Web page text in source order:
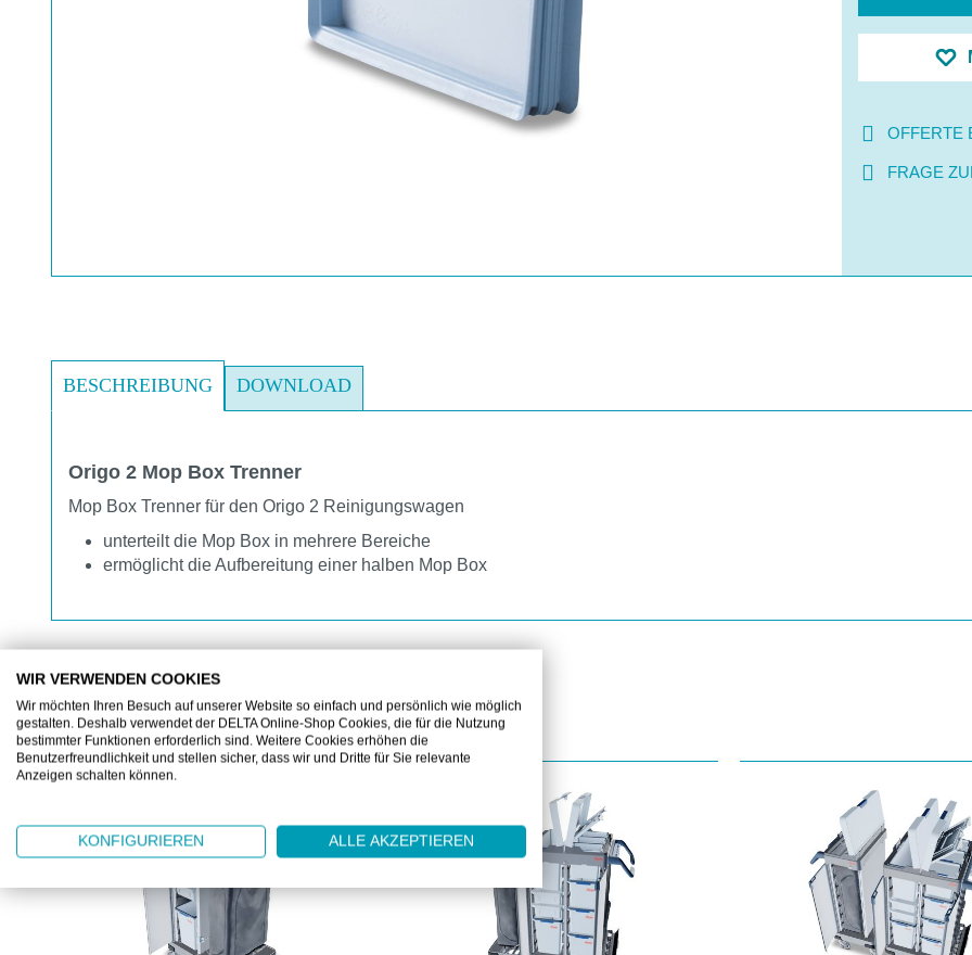
OFFERTE
FRAGE
BESCHREIBUNG DOWNLOAD
Origo 2 Mop Box Trenner
Mop Box Trenner für den Origo 2 Reinigungswagen
unterteilt die Mop Box in mehrere Bereiche
ermöglicht die Aufbereitung einer halben Mop Box
ZUBEHÖR
Produktgalerie überspringen
WIR VERWENDEN COOKIES
Wir möchten Ihren Besuch auf unserer Website so einfach und persönlich wie möglich
gestalten. Deshalb verwendet der DELTA Online-Shop Cookies, die für die Nutzung
bestimmter Funktionen erforderlich sind. Weitere Cookies erhöhen die
Benutzerfreundlichkeit und stellen sicher, dass wir und Dritte für Sie relevante
Anzeigen schalten können.
KONFIGURIEREN ALLE AKZEPTIEREN